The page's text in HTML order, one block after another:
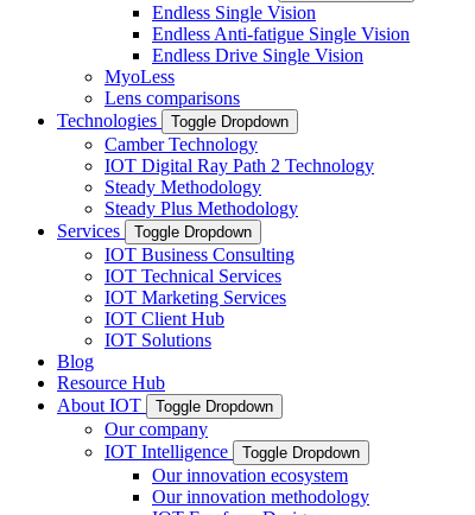
Endless Single Vision
Endless Anti-fatigue Single Vision
Endless Drive Single Vision
MyoLess
Lens comparisons
Technologies
Toggle Dropdown
Camber Technology
IOT Digital Ray Path 2 Technology
Steady Methodology
Steady Plus Methodology
Services
Toggle Dropdown
IOT Business Consulting
IOT Technical Services
IOT Marketing Services
IOT Client Hub
IOT Solutions
Blog
Resource Hub
About IOT
Toggle Dropdown
Our company
IOT Intelligence
Toggle Dropdown
Our innovation ecosystem
Our innovation methodology